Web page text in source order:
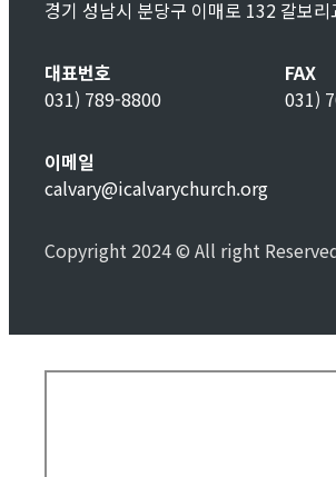
경기 성남시 분당구 이매로 132 갈보리
대표번호
031) 789-8800
FAX
031)
이메일
calvary@icalvarychurch.org
Copyright 2024 © All right